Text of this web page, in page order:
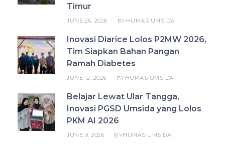
Timur
JUNE 26, 2026 BYHUMAS UMSIDA
Inovasi Diarice Lolos P2MW 2026,
Tim Siapkan Bahan Pangan
Ramah Diabetes
JUNE 12, 2026 BYHUMAS UMSIDA
Belajar Lewat Ular Tangga,
Inovasi PGSD Umsida yang Lolos
PKM AI 2026
JUNE 9, 2026 BYHUMAS UMSIDA